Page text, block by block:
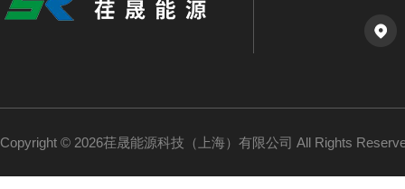
Copyright © 2026荏晟能源科技（上海）有限公司 All Rights